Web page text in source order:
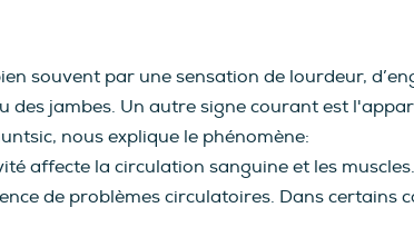
souvent par une sensation de lourdeur,
des jambes. Un autre signe courant est
nous explique le phénomène:
affecte la circulation sanguine et les
de problèmes circulatoires. Dans certains